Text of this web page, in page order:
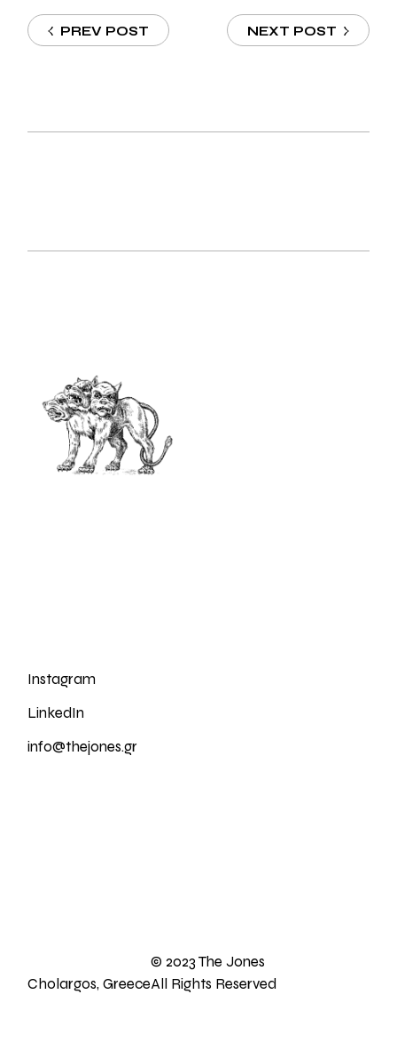
PREV POST NEXT POST
Instagram
LinkedIn
info@thejones.gr
Cholargos, Greece
© 2023The Jones
All Rights Reserved